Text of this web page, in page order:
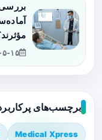
بررسی
برچسب‌های
Medical Xpress